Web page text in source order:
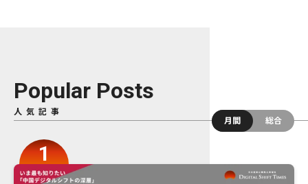
Popular Posts
人気記事
月間
総合